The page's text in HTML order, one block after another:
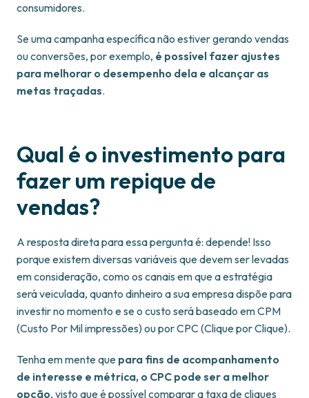
consumidores.
Se uma campanha específica não estiver gerando vendas
ou conversões, por exemplo, é possível fazer ajustes
para melhorar o desempenho dela e alcançar as
metas traçadas.
Qual é o investimento para
fazer um repique de
vendas?
A resposta direta para essa pergunta é: depende! Isso
porque existem diversas variáveis que devem ser levadas
em consideração, como os canais em que a estratégia
será veiculada, quanto dinheiro a sua empresa dispõe para
investir no momento e se o custo será baseado em CPM
(Custo Por Mil impressões) ou por CPC (Clique por Clique).
Tenha em mente que para fins de acompanhamento
de interesse e métrica, o CPC pode ser a melhor
opção, visto que é possível comparar a taxa de cliques